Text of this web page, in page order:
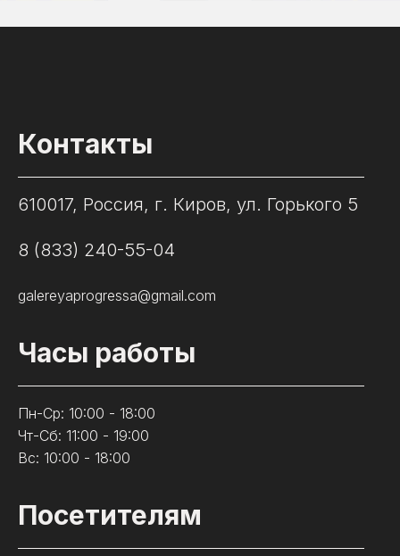
Контакты
610017, Россия, г. Киров, ул. Горького 5
8 (833) 240-55-04
galereyaprogressa@gmail.com
Часы работы
Пн-Ср: 10:00 - 18:00
Чт-Сб: 11:00 - 19:00
Вс: 10:00 - 18:00
Посетителям